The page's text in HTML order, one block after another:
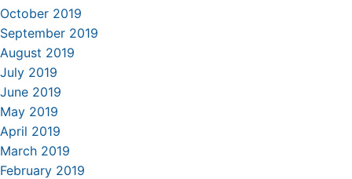
October 2019
September 2019
August 2019
July 2019
June 2019
May 2019
April 2019
March 2019
February 2019